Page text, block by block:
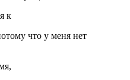
к
что у меня нет